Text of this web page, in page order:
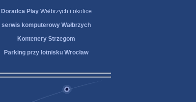
Doradca PlayWałbrzych i okolice
serwis komputerowy Wałbrzych
Kontenery Strzegom
Parking przy lotnisku Wrocław